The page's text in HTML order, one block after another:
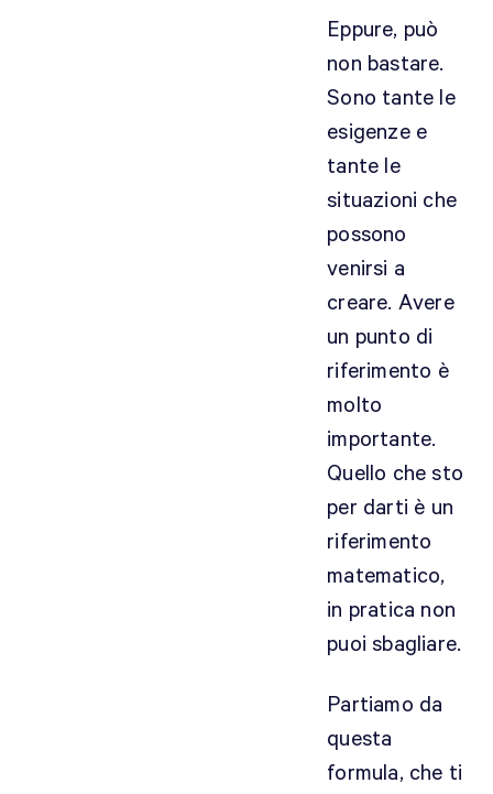
Eppure, può
non bastare.
Sono tante le
esigenze e
tante le
situazioni che
possono
venirsi a
creare. Avere
un punto di
riferimento è
molto
importante.
Quello che sto
per darti è un
riferimento
matematico,
in pratica non
puoi sbagliare.
Partiamo da
questa
formula, che ti